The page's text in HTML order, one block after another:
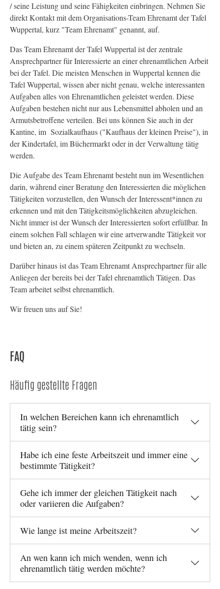
/ seine Leistung und seine Fähigkeiten einbringen. Nehmen Sie
direkt Kontakt mit dem Organisations-Team Ehrenamt der Tafel
Wuppertal, kurz "Team Ehrenamt" genannt, auf.
Das Team Ehrenamt der Tafel Wuppertal ist der zentrale
Ansprechpartner für Interessierte an einer ehrenamtlichen Arbeit
bei der Tafel. Die meisten Menschen in Wuppertal kennen die
Tafel Wuppertal, wissen aber nicht genau, welche interessanten
Aufgaben alles von Ehrenamtlichen geleistet werden. Diese
Aufgaben bestehen nicht nur aus Lebensmittel abholen und an
Armutsbetroffene verteilen. Bei uns können Sie auch in der
Kantine, im Sozialkaufhaus ("Kaufhaus der kleinen Preise"), in
der Kindertafel, im Büchermarkt oder in der Verwaltung tätig
werden.
Die Aufgabe des Team Ehrenamt besteht nun im Wesentlichen
darin, während einer Beratung den Interessierten die möglichen
Tätigkeiten vorzustellen, den Wunsch der Interessent*innen zu
erkennen und mit den Tätigkeitsmöglichkeiten abzugleichen.
Nicht immer ist der Wunsch der Interessierten sofort erfüllbar. In
einem solchen Fall schlagen wir eine artverwandte Tätigkeit vor
und bieten an, zu einem späteren Zeitpunkt zu wechseln.
Darüber hinaus ist das Team Ehrenamt Ansprechpartner für alle
Anliegen der bereits bei der Tafel ehrenamtlich Tätigen. Das
Team arbeitet selbst ehrenamtlich.
Wir freuen uns auf Sie!
FAQ
Häufig gestellte Fragen
In welchen Bereichen kann ich ehrenamtlich
tätig sein?
Habe ich eine feste Arbeitszeit und immer eine
bestimmte Tätigkeit?
Gehe ich immer der gleichen Tätigkeit nach
oder variieren die Aufgaben?
Wie lange ist meine Arbeitszeit?
An wen kann ich mich wenden, wenn ich
ehrenamtlich tätig werden möchte?